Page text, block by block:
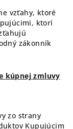
vzťahy, ktoré
ktorí
zákonník
kúpnej zmluvy
zo strany
Kupujúcim